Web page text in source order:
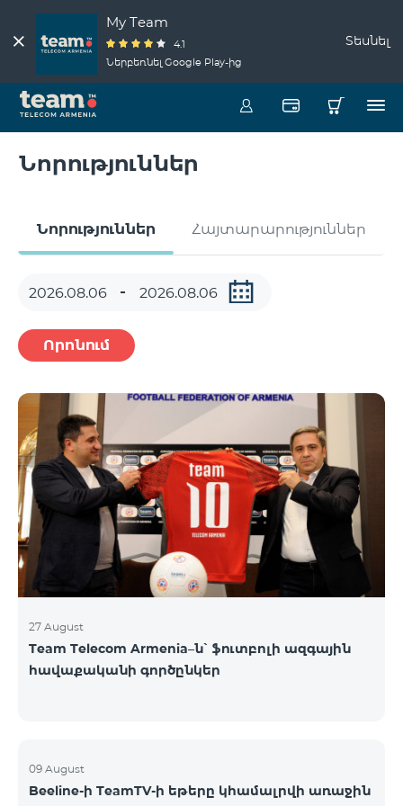
My Team
4.1
Ներբեռնել Google Play-ից
Տեսնել
Նորություններ
Նորություններ Հայտարարություններ
Որոնում
27 August
Team Telecom Armenia–ն՝ ֆուտբոլի ազգային
հավաքականի գործընկեր
09 August
Beeline-ի TeamTV-ի եթերը կհամալրվի առաջին